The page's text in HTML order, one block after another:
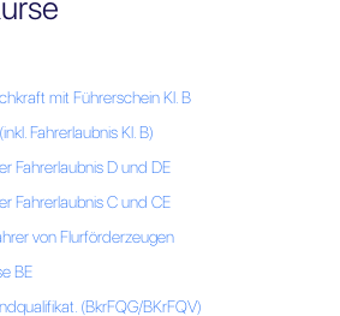
mit Führerschein Kl. B
Fahrerlaubnis Kl. B)
Fahrerlaubnis D und DE
Fahrerlaubnis C und CE
von Flurförderzeugen
BE
(BkrFQG/BKrFQV)